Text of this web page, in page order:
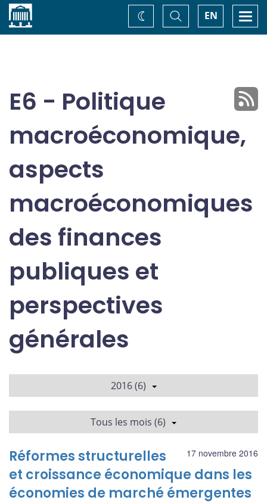
Accueil EN
Basculer
la
recherche
Changez
de
E6 - Politique
macroéconomique,
aspects
macroéconomiques
des finances
publiques et
perspectives
générales
2016 (6)
Tous les mois (6)
17 novembre 2016
Réformes structurelles
et croissance économique dans les
économies de marché émergentes